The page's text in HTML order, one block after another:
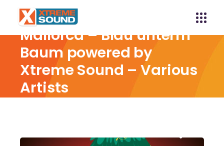
Weihnachten auf
Mallorca – Blau unterm
Baum powered by
Xtreme Sound – Various
Artists